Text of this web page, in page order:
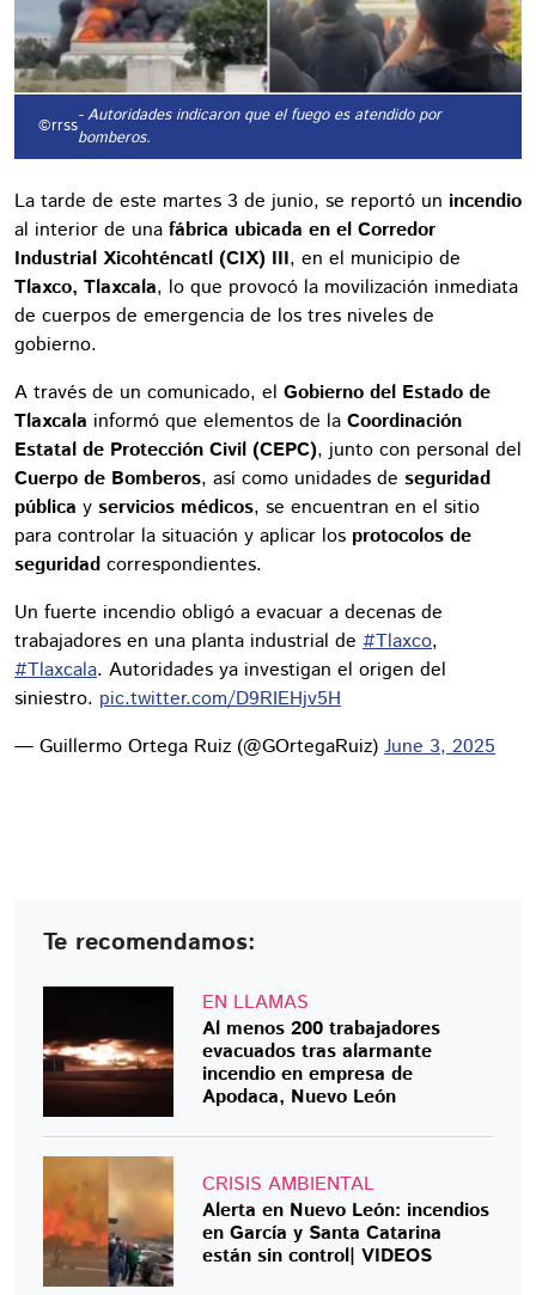
©rrss- Autoridades indicaron que el fuego es atendido por
bomberos.
La tarde de este martes 3 de junio, se reportó un incendio
al interior de una fábrica ubicada en el Corredor
Industrial Xicohténcatl (CIX) III, en el municipio de
Tlaxco, Tlaxcala, lo que provocó la movilización inmediata
de cuerpos de emergencia de los tres niveles de
gobierno.
A través de un comunicado, el Gobierno del Estado de
Tlaxcala informó que elementos de la Coordinación
Estatal de Protección Civil (CEPC), junto con personal del
Cuerpo de Bomberos, así como unidades de seguridad
pública y servicios médicos, se encuentran en el sitio
para controlar la situación y aplicar los protocolos de
seguridad correspondientes.
Un fuerte incendio obligó a evacuar a decenas de
trabajadores en una planta industrial de #Tlaxco,
#Tlaxcala. Autoridades ya investigan el origen del
siniestro. pic.twitter.com/D9RIEHjv5H
— Guillermo Ortega Ruiz (@GOrtegaRuiz) June 3, 2025
Te recomendamos:
EN LLAMAS
Al menos 200 trabajadores
evacuados tras alarmante
incendio en empresa de
Apodaca, Nuevo León
CRISIS AMBIENTAL
Alerta en Nuevo León: incendios
en García y Santa Catarina
están sin control| VIDEOS